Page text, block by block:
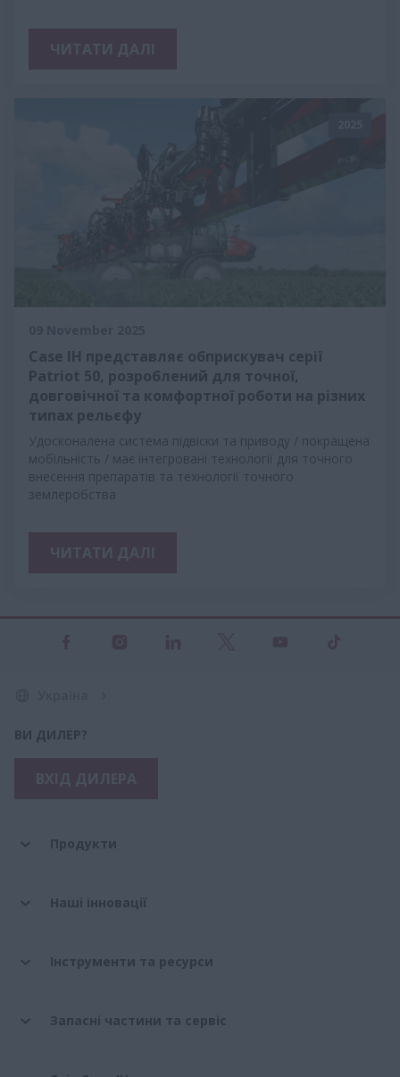
Case IH представляє обприскувач серії
Patriot 50, розроблений для точної,
довговічної та комфортної роботи на різних
типах рельєфу
Удосконалена система підвіски та приводу / покращена
мобільність / має інтегровані технології для точного
внесення препаратів та технології точного
землеробства
ВИ ДИЛЕР?
Продукти
Наші інновації
Інструменти та ресурси
Запасні частини та сервіс